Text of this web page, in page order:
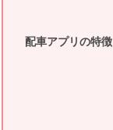
配車アプリの特徴